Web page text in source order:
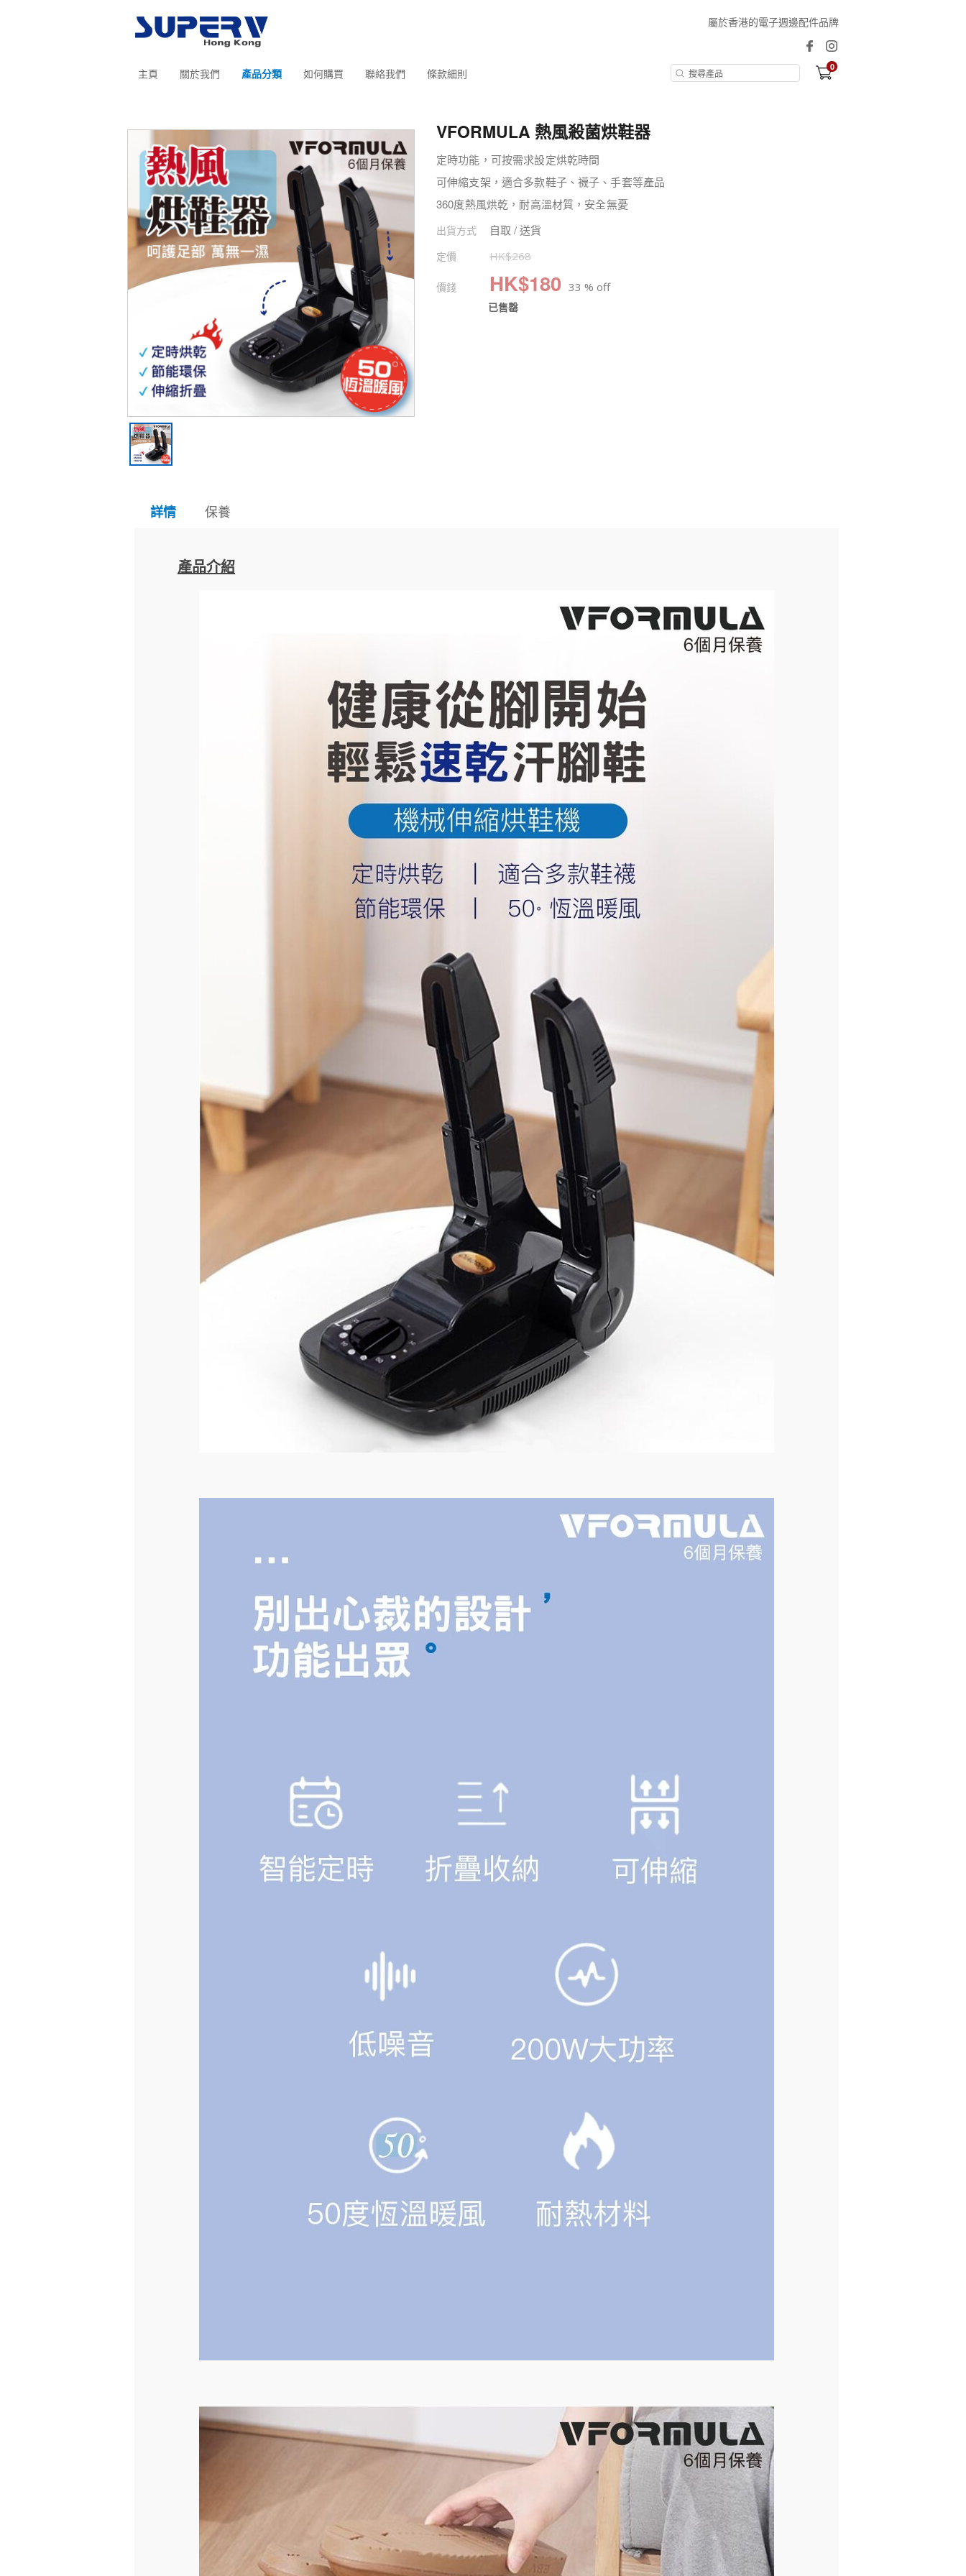
屬於香港的電子週邊配件品牌
主頁 關於我們 產品分類 如何購買 聯絡我們 條款細則 0
VFORMULA 熱風殺菌烘鞋器
定時功能，可按需求設定烘乾時間
可伸縮支架，適合多款鞋子、襪子、手套等產品
360度熱風烘乾，耐高溫材質，安全無憂
出貨方式 自取 / 送貨
定價 HK$268
價錢 HK$180 33 % off
已售罄
詳情 保養
產品介紹